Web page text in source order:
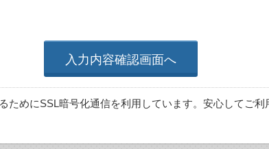
入力内容確認画面へ
めにSSL暗号化通信を利用しています。安心してご利